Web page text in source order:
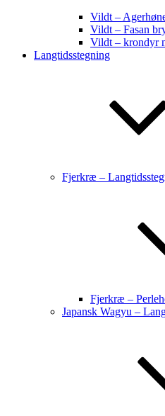
Vildt –
Vildt – Fasan
Vildt – krondyr
Langtidsstegning
Fjerkræ –
Fjerkræ –
Japansk Wagyu –